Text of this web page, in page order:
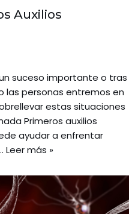
Auxilios
suceso importante o tras
las personas entremos en
estas situaciones
Primeros auxilios
ayudar a enfrentar
Leer más »